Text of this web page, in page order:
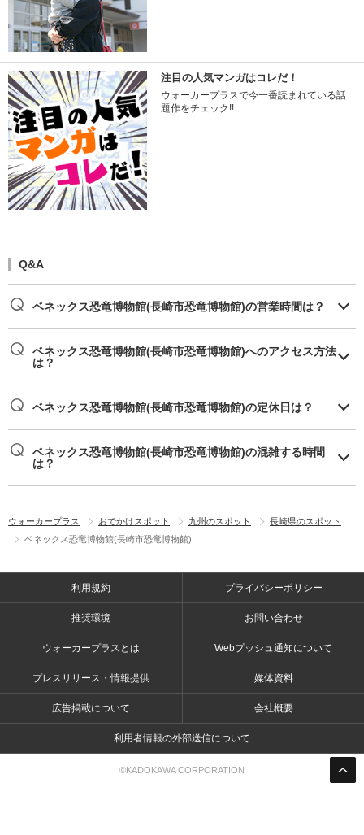
注目の人気マンガはコレだ！
ウォーカープラスで今一番読まれている話
題作をチェック!!
Q&A
ベネックス恐竜博物館(長崎市恐竜博物館)の営業時間は？
ベネックス恐竜博物館(長崎市恐竜博物館)へのアクセス方法
は？
ベネックス恐竜博物館(長崎市恐竜博物館)の定休日は？
ベネックス恐竜博物館(長崎市恐竜博物館)の混雑する時間
は？
ウォーカープラス おでかけスポット 九州のスポット
長崎県のスポット
ベネックス恐竜博物館(長崎市恐竜博物館)
利用規約 プライバシーポリシー
推奨環境 お問い合わせ
ウォーカープラスとは Webプッシュ通知について
プレスリリース・情報提供 媒体資料
広告掲載について 会社概要
利用者情報の外部送信について
©KADOKAWA CORPORATION